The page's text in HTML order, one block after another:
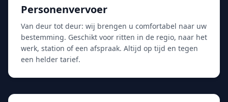
Personenvervoer
Van deur tot deur: wij brengen u comfortabel naar uw
bestemming. Geschikt voor ritten in de regio, naar het
werk, station of een afspraak. Altijd op tijd en tegen
een helder tarief.